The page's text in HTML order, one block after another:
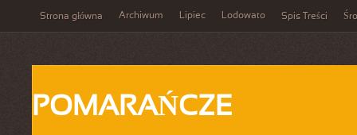
Strona główna Archiwum Lipiec Lodowato Spis Treści
POMARAŃCZE